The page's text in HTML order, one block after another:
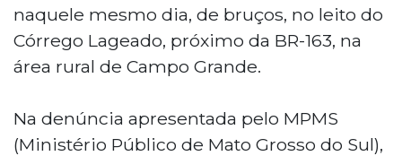
naquele mesmo dia, de bruços, no leito do
Córrego Lageado, próximo da BR-163, na
área rural de Campo Grande.
Na denúncia apresentada pelo MPMS
(Ministério Público de Mato Grosso do Sul),